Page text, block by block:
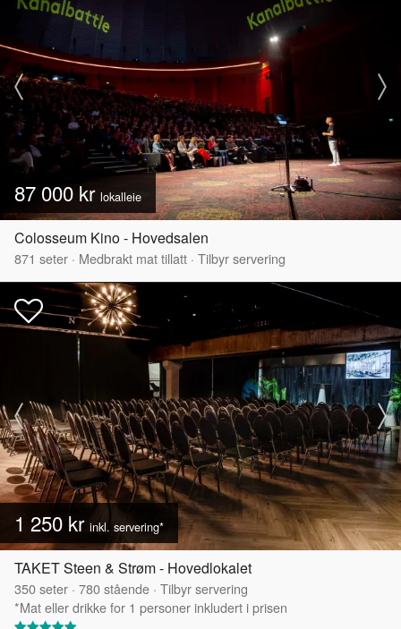
87 000 kr lokalleie
Colosseum Kino - Hovedsalen
871 seter · Medbrakt mat tillatt · Tilbyr servering
1 250 kr inkl. servering*
TAKET Steen & Strøm - Hovedlokalet
350seter · 780stående · Tilbyr servering
*Mat eller drikke for 1 personer inkludert i prisen